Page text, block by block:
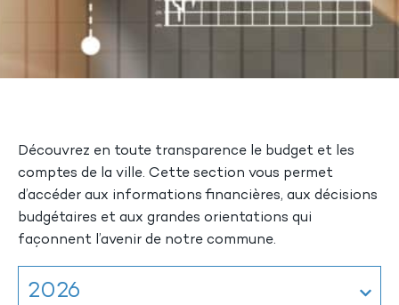
Découvrez en toute transparence le budget et les
comptes de la ville. Cette section vous permet
d’accéder aux informations financières, aux décisions
budgétaires et aux grandes orientations qui
façonnent l’avenir de notre commune.
2026